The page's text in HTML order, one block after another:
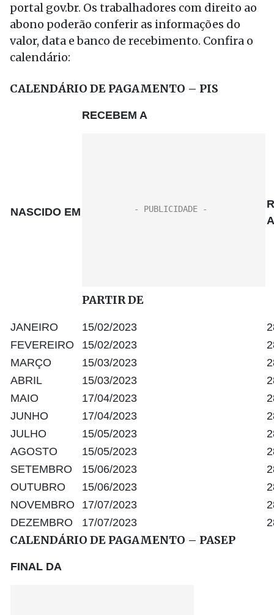
portal gov.br. Os trabalhadores com direito ao
abono poderão conferir as informações do
valor, data e banco de recebimento. Confira o
calendário:
CALENDÁRIO DE PAGAMENTO – PIS
NASCIDO EM
RECEBEM A
PARTIR DE
JANEIRO 15/02/2023
FEVEREIRO
15/02/2023
MARÇO
15/03/2023
ABRIL
15/03/2023
MAIO
17/04/2023
JUNHO
17/04/2023
JULHO
15/05/2023
AGOSTO
15/05/2023
SETEMBRO
15/06/2023
OUTUBRO
15/06/2023
NOVEMBRO
17/07/2023
DEZEMBRO
17/07/2023
CALENDÁRIO DE PAGAMENTO – PASEP
FINAL DA